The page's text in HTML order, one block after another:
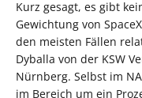
Kurz gesagt, es gibt
Gewichtung von
den meisten Fällen
Dyballa von der KSW
Nürnberg. Selbst im
im Bereich um ein